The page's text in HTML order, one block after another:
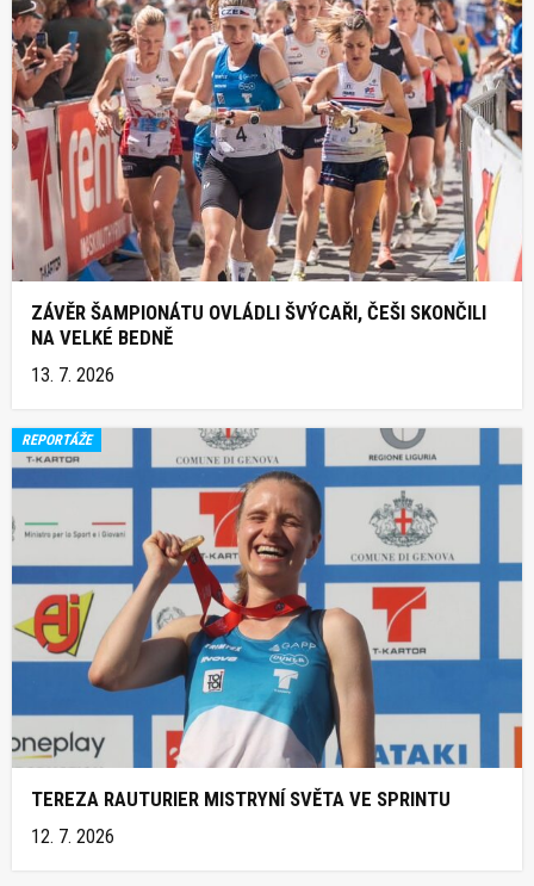
ZÁVĚR ŠAMPIONÁTU OVLÁDLI ŠVÝCAŘI, ČEŠI SKONČILI
NA VELKÉ BEDNĚ
13. 7. 2026
REPORTÁŽE
TEREZA RAUTURIER MISTRYNÍ SVĚTA VE SPRINTU
12. 7. 2026